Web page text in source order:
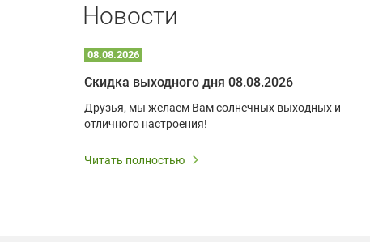
Новости
08.08.2026
Скидка выходного дня 08.08.2026
Друзья, мы желаем Вам солнечных выходных и
отличного настроения!
Читать полностью